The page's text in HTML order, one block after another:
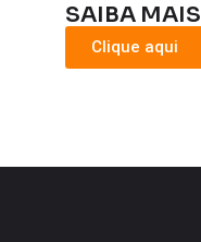
SAIBA MAIS
Clique aqui